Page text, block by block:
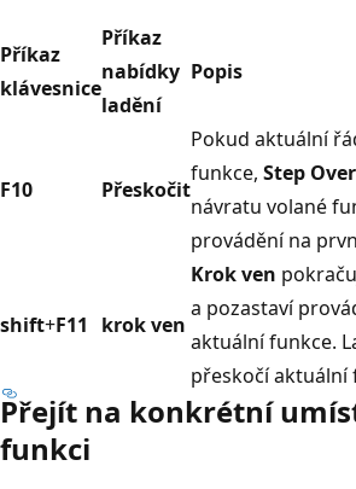
Příkaz
klávesnice
Příkaz
nabídky
ladění
Popis
F10 Přeskočit
Pokud aktuální
funkce, Step Over
návratu volané
provádění na
shift+F11 krok ven
Krok ven
a pozastaví
aktuální funkce.
přeskočí aktuální
Přejít na konkrétní
funkci